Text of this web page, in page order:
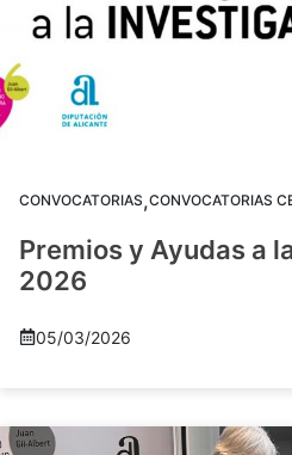
CONVOCATORIAS,CONVOCATORIAS
Premios y Ayudas a
2026
05/03/2026